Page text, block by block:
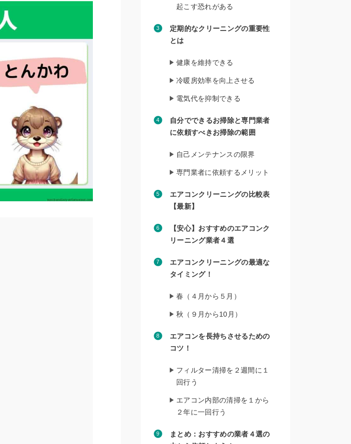
起こす恐れがある
定期的なクリーニングの重要性
とは
健康を維持できる
冷暖房効率を向上させる
電気代を抑制できる
自分でできるお掃除と専門業者
に依頼すべきお掃除の範囲
自己メンテナンスの限界
専門業者に依頼するメリット
エアコンクリーニングの比較表
【最新】
【安心】おすすめのエアコンク
リーニング業者４選
エアコンクリーニングの最適な
タイミング！
春（４月から５月）
秋（９月から10月）
エアコンを長持ちさせるための
コツ！
フィルター清掃を２週間に１
回行う
エアコン内部の清掃を１から
２年に一回行う
まとめ：おすすめの業者４選の